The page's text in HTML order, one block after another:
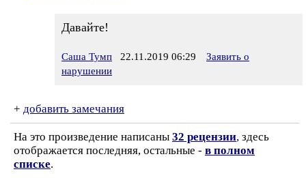
Давайте!
Саша Тумп 22.11.2019 06:29
Заявить о
нарушении
+ добавить замечания
На это произведение написаны 32 рецензии, здесь
отображается последняя, остальные - в полном
списке.